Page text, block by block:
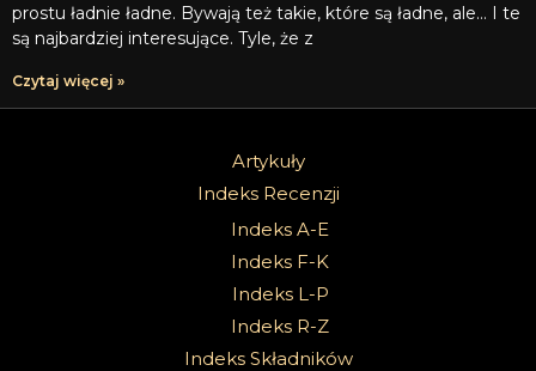
prostu ładnie ładne. Bywają też takie, które są ładne, ale… I te
są najbardziej interesujące. Tyle, że z
Czytaj więcej »
Artykuły
Indeks Recenzji
Indeks A-E
Indeks F-K
Indeks L-P
Indeks R-Z
Indeks Składników